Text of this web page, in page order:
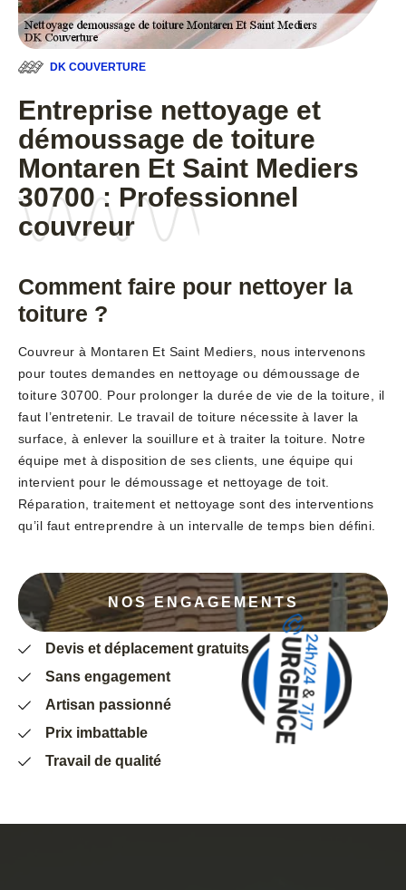
DK COUVERTURE
Entreprise nettoyage et
démoussage de toiture
Montaren Et Saint Mediers
30700 : Professionnel
couvreur
Comment faire pour nettoyer la
toiture ?
Couvreur à Montaren Et Saint Mediers, nous intervenons
pour toutes demandes en nettoyage ou démoussage de
toiture 30700. Pour prolonger la durée de vie de la toiture, il
faut l’entretenir. Le travail de toiture nécessite à laver la
surface, à enlever la souillure et à traiter la toiture. Notre
équipe met à disposition de ses clients, une équipe qui
intervient pour le démoussage et nettoyage de toit.
Réparation, traitement et nettoyage sont des interventions
qu’il faut entreprendre à un intervalle de temps bien défini.
NOS ENGAGEMENTS
Devis et déplacement gratuits
Sans engagement
Artisan passionné
Prix imbattable
Travail de qualité